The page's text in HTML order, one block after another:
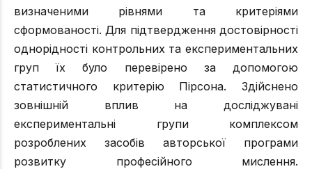
визначеними рівнями та критеріями
сформованості. Для підтвердження достовірності
однорідності контрольних та експериментальних
груп їх було перевірено за допомогою
статистичного критерію Пірсона. Здійснено
зовнішній вплив на досліджувані
експериментальні групи комплексом
розроблених засобів авторської програми
розвитку професійного мислення.